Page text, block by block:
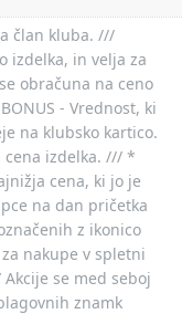
član kluba. ///
izdelka, in velja za
obračuna na ceno
- Vrednost, ki
na klubsko kartico.
cena izdelka. /// *
cena, ki jo je
na dan pričetka
z ikonico
nakupe v spletni
se med seboj
znamk